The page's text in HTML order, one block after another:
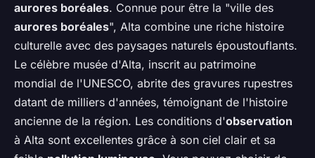
aurores boréales. Connue pour être la "ville des
aurores boréales", Alta combine une riche histoire
culturelle avec des paysages naturels époustouflants.
Le célèbre musée d'Alta, inscrit au patrimoine
mondial de l'UNESCO, abrite des gravures rupestres
datant de milliers d'années, témoignant de l'histoire
ancienne de la région. Les conditions d'observation
à Alta sont excellentes grâce à son ciel clair et sa